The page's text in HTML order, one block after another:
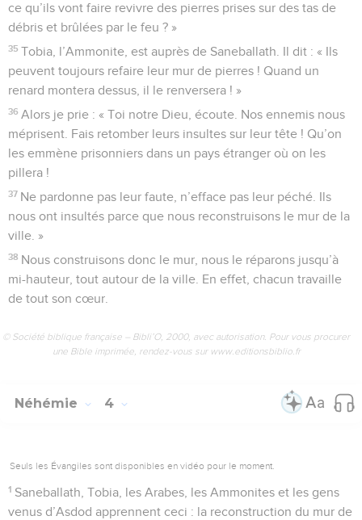
ce qu’ils vont faire revivre des pierres prises sur des tas de
débris et brûlées par le feu ? »
35 Tobia, l’Ammonite, est auprès de Saneballath. Il dit : « Ils
peuvent toujours refaire leur mur de pierres ! Quand un
renard montera dessus, il le renversera ! »
36 Alors je prie : « Toi notre Dieu, écoute. Nos ennemis nous
méprisent. Fais retomber leurs insultes sur leur tête ! Qu’on
les emmène prisonniers dans un pays étranger où on les
pillera !
37 Ne pardonne pas leur faute, n’efface pas leur péché. Ils
nous ont insultés parce que nous reconstruisons le mur de la
ville. »
38 Nous construisons donc le mur, nous le réparons jusqu’à
mi-hauteur, tout autour de la ville. En effet, chacun travaille
de tout son cœur.
© Société biblique française – Bibli’O, 2000, avec autorisation. Pour vous procurer
une Bible imprimée, rendez-vous sur www.editionsbiblio.fr
Néhémie 4
Seuls les Évangiles sont disponibles en vidéo pour le moment.
1 Saneballath, Tobia, les Arabes, les Ammonites et les gens
venus d’Asdod apprennent ceci : la reconstruction du mur de